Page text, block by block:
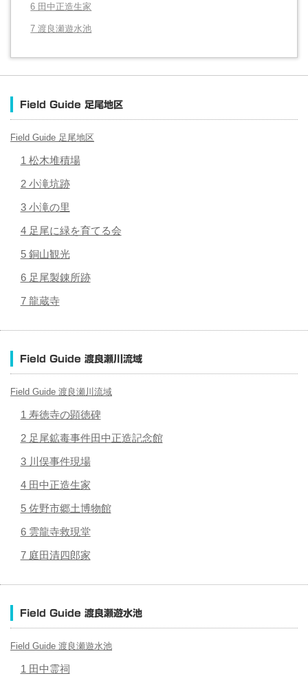
6 田中正造生家
7 渡良瀬遊水池
Field Guide 足尾地区
Field Guide 足尾地区
1 松木堆積場
2 小滝坑跡
3 小滝の里
4 足尾に緑を育てる会
5 銅山観光
6 足尾製錬所跡
7 龍蔵寺
Field Guide 渡良瀬川流域
Field Guide 渡良瀬川流域
1 寿徳寺の顕徳碑
2 足尾鉱毒事件田中正造記念館
3 川俣事件現場
4 田中正造生家
5 佐野市郷土博物館
6 雲龍寺救現堂
7 庭田清四郎家
Field Guide 渡良瀬遊水池
Field Guide 渡良瀬遊水池
1 田中霊祠